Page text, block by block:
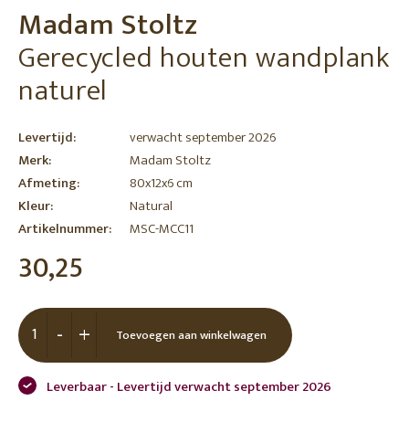
Madam Stoltz
Gerecycled houten wandplank
naturel
Levertijd:
verwacht september 2026
Merk:
Madam Stoltz
Afmeting:
80x12x6 cm
Kleur:
Natural
Artikelnummer:
MSC-MCC11
30,25
+
- Toevoegen aan winkelwagen
Leverbaar - Levertijd verwacht september 2026